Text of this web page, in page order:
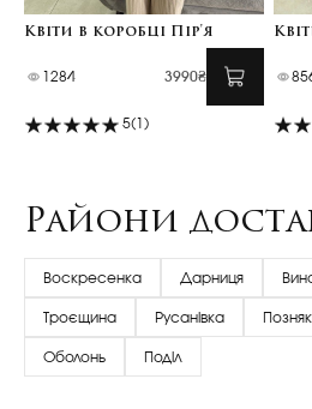
Квіти в коробці Пір'я
1284 3990₴
5(1)
Райони
Воскресенка Дарниця
Троєщина Русанівка
Оболонь Поділ